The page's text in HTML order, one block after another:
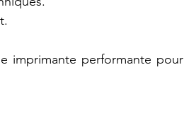
imprimante performante pour